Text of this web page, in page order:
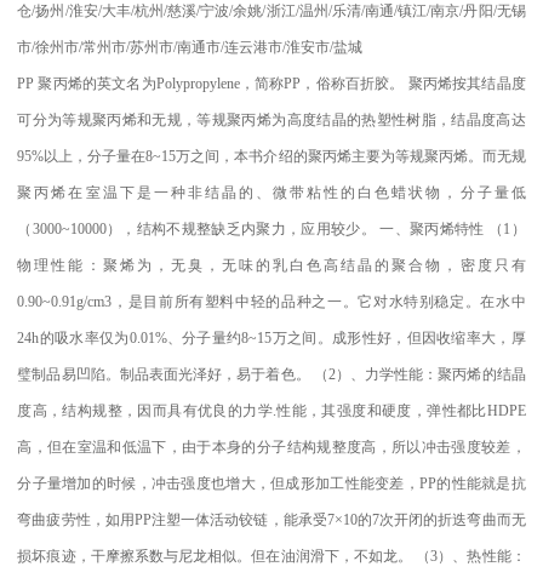
仓/扬州 /淮安/大丰/杭州/慈溪/宁波/余姚/浙江/温州 /乐清/南通/镇江/南京/丹阳/无锡
市/徐州市/常州市/苏州市/南通市/连云港市/淮安市/盐城
PP聚丙烯的英文名为Polypropylene，简称PP ，俗称百折胶。 聚丙烯按其结晶度
可分为等规聚丙烯和无规，等规聚丙烯为高度结晶的热塑性树脂，结晶度高达
95%以上，分子量在8~15万之间，本书介绍的聚丙烯主要为等规聚丙烯。而无规
聚丙烯在室温下是一种非结晶的、微带粘性的白色蜡状物，分子量低
（ 3000~10000），结构不规整缺乏内聚力，应用较少。一、聚丙烯特性 （ 1 ）
物理性能：聚烯为，无臭，无味的乳白色高结晶的聚合物，密度只有
0.90~0.91g/cm3 ，是目前所有塑料中轻的品种之一。它对水特别稳定。在水中
24h的吸水率仅为0.01%、分子量约8~15万之间。成形性好，但因收缩率大，厚
璧制品易凹陷。制品表面光泽好，易于着色。 （2）、力学性能：聚丙烯的结晶
度高，结构规整，因而具有优良的力学.性能，其强度和硬度，弹性都比HDPE
高，但在室温和低温下，由于本身的分子结构规整度高，所以冲击强度较差，
分子量增加的时候，冲击强度也增大，但成形加工性能变差， PP的性能就是抗
弯曲疲劳性，如用PP注塑一体活动铰链，能承受7×10的7次开闭的折迭弯曲而无
损坏痕迹，干摩擦系数与尼龙相似。但在油润滑下，不如龙。 （3）、热性能：